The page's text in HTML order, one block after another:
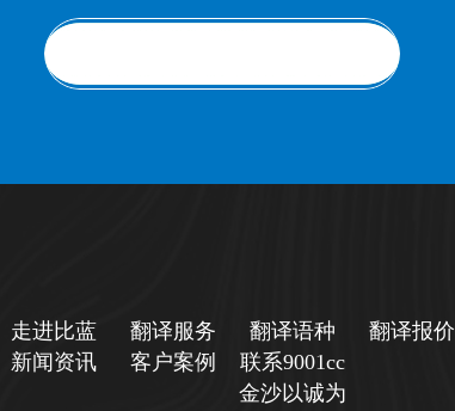
走进比蓝 翻译服务 翻译语种 翻译报价
新闻资讯
客户案例
联系9001cc
金沙以诚为